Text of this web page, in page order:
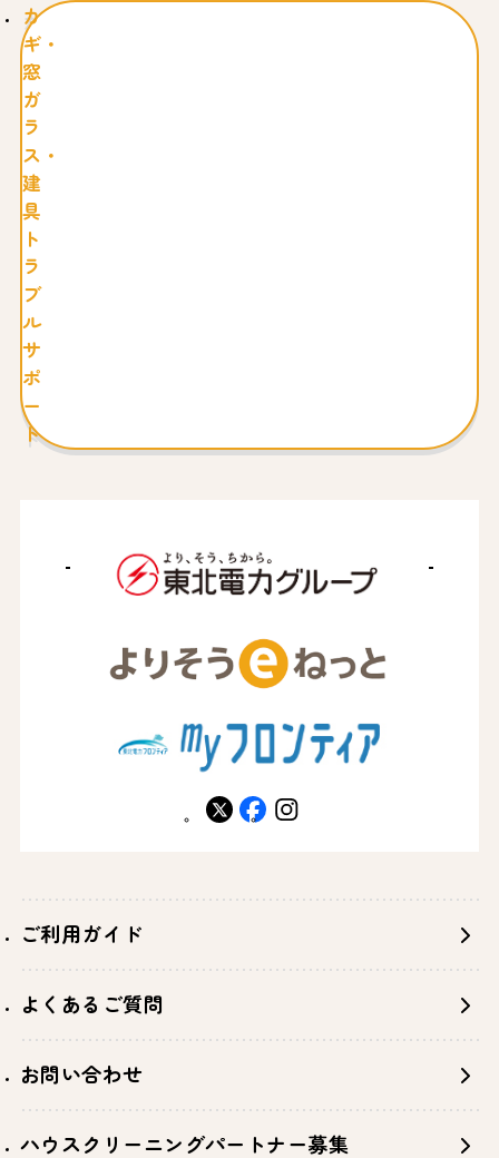
カ
ギ・
窓
ガ
ラ
ス・
建
具
ト
ラ
ブ
ル
サ
ポ
ー
ト
X facebookinstagram
ご利用ガイド
よくあるご質問
お問い合わせ
ハウスクリーニングパートナー募集